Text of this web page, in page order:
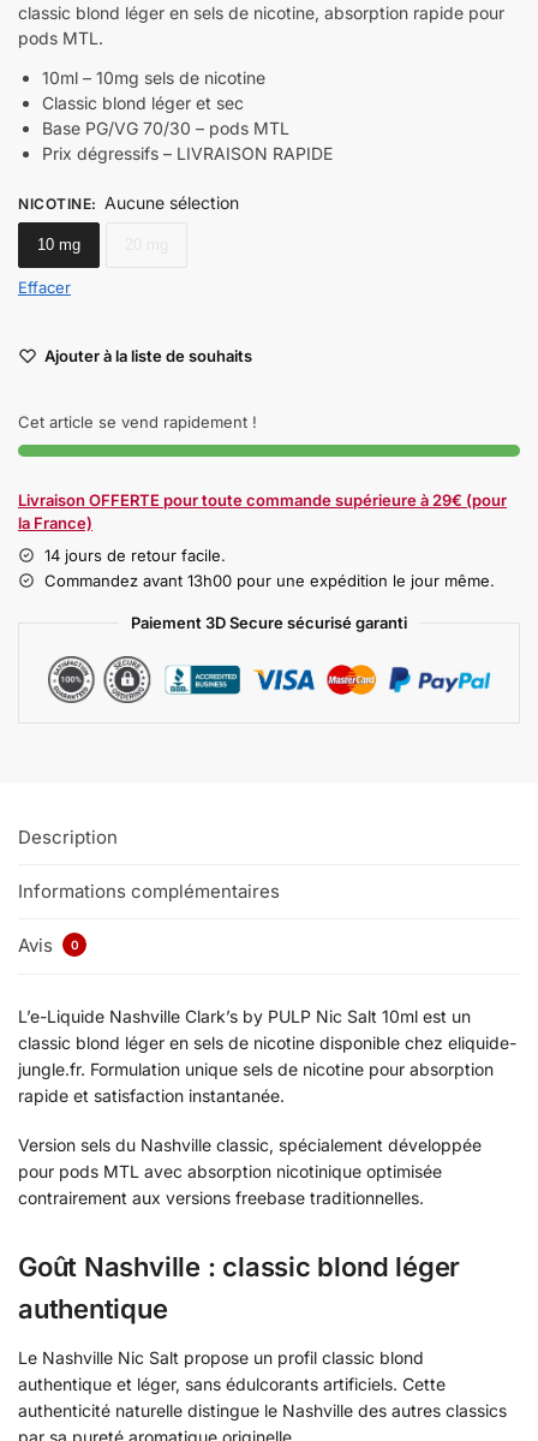
classic blond léger en sels de nicotine, absorption rapide pour
pods MTL.
10ml – 10mg sels de nicotine
Classic blond léger et sec
Base PG/VG 70/30 – pods MTL
Prix dégressifs – LIVRAISON RAPIDE
NICOTINE: Aucune sélection
10 mg
Effacer
Ajouter à la liste de souhaits
Cet article se vend rapidement !
Livraison OFFERTE pour toute commande supérieure à 29€ (pour
la France)
14 jours de retour facile.
Commandez avant 13h00 pour une expédition le jour même.
Paiement 3D Secure sécurisé garanti
Description
Informations complémentaires
Avis 0
L’e-Liquide Nashville Clark’s by PULP Nic Salt 10ml est un
classic blond léger en sels de nicotine disponible chez eliquide-
jungle.fr. Formulation unique sels de nicotine pour absorption
rapide et satisfaction instantanée.
Version sels du Nashville classic, spécialement développée
pour pods MTL avec absorption nicotinique optimisée
contrairement aux versions freebase traditionnelles.
Goût Nashville : classic blond léger
authentique
Le Nashville Nic Salt propose un profil classic blond
authentique et léger, sans édulcorants artificiels. Cette
authenticité naturelle distingue le Nashville des autres classics
par sa pureté aromatique originelle.